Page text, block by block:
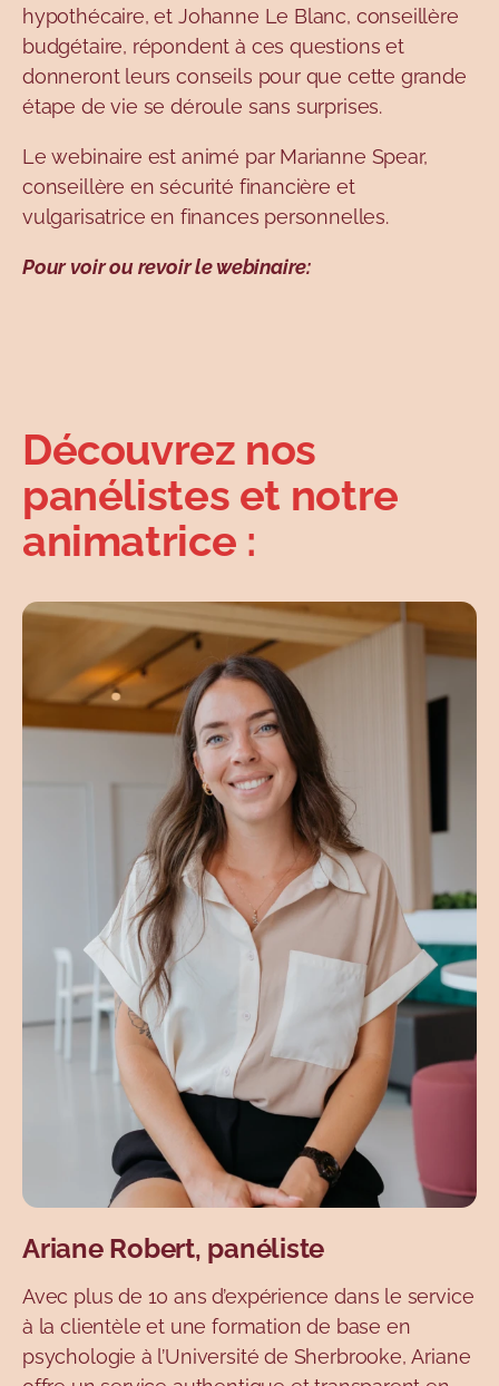
hypothécaire, et Johanne Le Blanc, conseillère
budgétaire, répondent à ces questions et
donneront leurs conseils pour que cette grande
étape de vie se déroule sans surprises.
Le webinaire est animé par Marianne Spear,
conseillère en sécurité financière et
vulgarisatrice en finances personnelles.
Pour voir ou revoir le webinaire:
Découvrez nos
panélistes et notre
animatrice :
Ariane Robert, panéliste
Avec plus de 10 ans d’expérience dans le service
à la clientèle et une formation de base en
psychologie à l’Université de Sherbrooke, Ariane